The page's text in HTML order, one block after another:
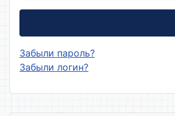
Забыли пароль?
Забыли логин?